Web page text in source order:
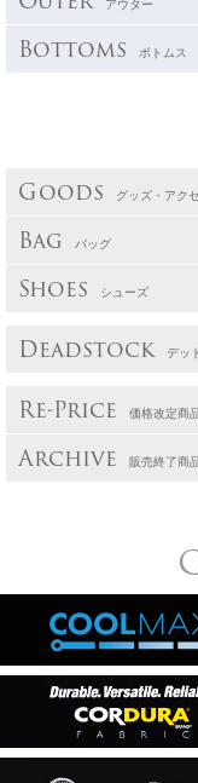
アウター
Bottoms ボトムス
Goods グッズ・アク
Bag バッグ
Shoes シューズ
Deadstock デッ
Re-Price 価格改定商
Archive 販売終了商